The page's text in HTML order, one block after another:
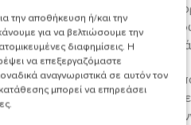
την αποθήκευση ή/και την
για να βελτιώσουμε την
διαφημίσεις. Η
να επεξεργαζόμαστε
αναγνωριστικά σε αυτόν τον
μπορεί να επηρεάσει
φροντίδα από τις κοντινές
ουσιώδη ρόλο στην
των τμημάτων του
επαφής, πράγμα
των ορμονών του στρες,
κατάθλιψη. Επίσης, το